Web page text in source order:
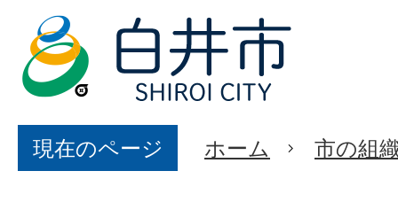
現在のページ ホーム 市の組